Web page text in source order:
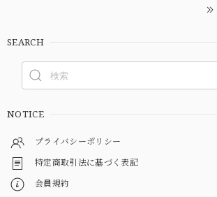
SEARCH
NOTICE
プライバシーポリシー
特定商取引法に基づく表記
会員規約